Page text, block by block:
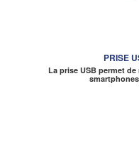
PRISE
La prise USB permet